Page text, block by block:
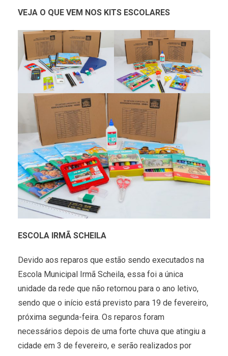
VEJA O QUE VEM NOS KITS ESCOLARES
ESCOLA IRMÃ SCHEILA
Devido aos reparos que estão sendo executados na
Escola Municipal Irmã Scheila, essa foi a única
unidade da rede que não retornou para o ano letivo,
sendo que o início está previsto para 19 de fevereiro,
próxima segunda-feira. Os reparos foram
necessários depois de uma forte chuva que atingiu a
cidade em 3 de fevereiro, e serão realizados por